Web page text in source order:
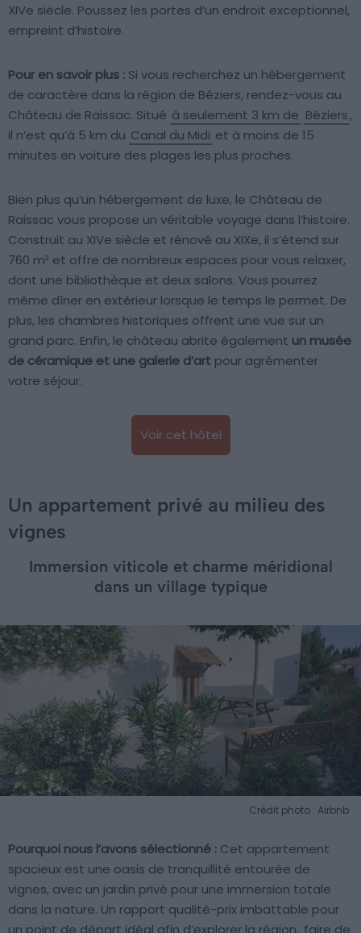
XIVe siècle. Poussez les portes d’un endroit exceptionnel,
empreint d’histoire.
Pour en savoir plus : Si vous recherchez un hébergement
de caractère dans la région de Béziers, rendez-vous au
Château de Raissac. Situé à seulement 3 km de Béziers,
il n’est qu’à 5 km du Canal du Midi et à moins de 15
minutes en voiture des plages les plus proches.
Bien plus qu’un hébergement de luxe, le Château de
Raissac vous propose un véritable voyage dans l’histoire.
Construit au XIVe siècle et rénové au XIXe, il s’étend sur
760 m² et offre de nombreux espaces pour vous relaxer,
dont une bibliothèque et deux salons. Vous pourrez
même dîner en extérieur lorsque le temps le permet. De
plus, les chambres historiques offrent une vue sur un
grand parc. Enfin, le château abrite également un musée
de céramique et une galerie d’art pour agrémenter
votre séjour.
Voir cet hôtel
Un appartement privé au milieu des
vignes
Immersion viticole et charme méridional
dans un village typique
Crédit photo : Airbnb
Pourquoi nous l’avons sélectionné : Cet appartement
spacieux est une oasis de tranquillité entourée de
vignes, avec un jardin privé pour une immersion totale
dans la nature. Un rapport qualité-prix imbattable pour
un point de départ idéal afin d’explorer la région, faire de